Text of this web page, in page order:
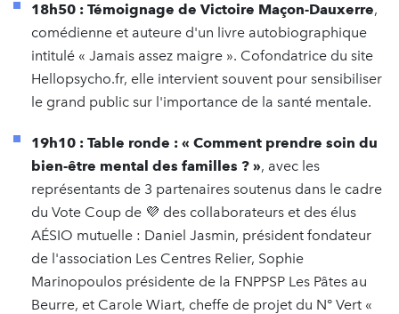
18h50 : Témoignage de Victoire Maçon-Dauxerre,
comédienne et auteure d'un livre autobiographique
intitulé « Jamais assez maigre ». Cofondatrice du site
Hellopsycho.fr, elle intervient souvent pour sensibiliser
le grand public sur l'importance de la santé mentale.
19h10 : Table ronde : « Comment prendre soin du
bien-être mental des familles ? », avec les
représentants de 3 partenaires soutenus dans le cadre
du Vote Coup de 💜 des collaborateurs et des élus
AÉSIO mutuelle : Daniel Jasmin, président fondateur
de l'association Les Centres Relier, Sophie
Marinopoulos présidente de la FNPPSP Les Pâtes au
Beurre, et Carole Wiart, cheffe de projet du N° Vert «